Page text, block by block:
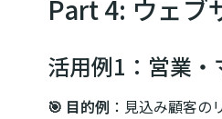
Part 4: ウェブ
活用例1：営業
🎯 目的例 ：見込み顧客の